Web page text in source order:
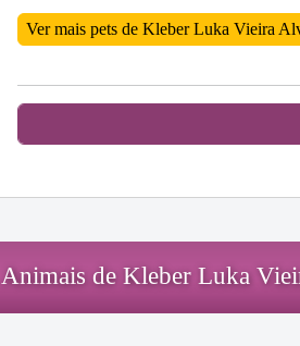
Ver mais pets de Kleber Luka Vieira
Animais de Kleber Luka